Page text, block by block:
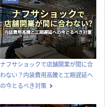
店舗開業
飲食店の内装工事期間はどのくら
い？居抜き・スケルトンの目安と工